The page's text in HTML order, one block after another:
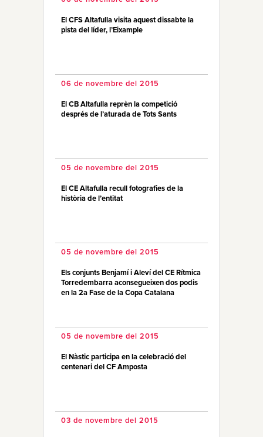
El CFS Altafulla visita aquest dissabte la
pista del líder, l’Eixample
06 de novembre del 2015
El CB Altafulla reprèn la competició
després de l’aturada de Tots Sants
05 de novembre del 2015
El CE Altafulla recull fotografies de la
història de l’entitat
05 de novembre del 2015
Els conjunts Benjamí i Aleví del CE Rítmica
Torredembarra aconsegueixen dos podis
en la 2a Fase de la Copa Catalana
05 de novembre del 2015
El Nàstic participa en la celebració del
centenari del CF Amposta
03 de novembre del 2015